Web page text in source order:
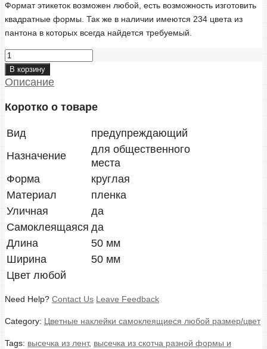
Формат этикеток возможен любой, есть возможность изготовить
квадратные формы. Так же в наличии имеются 234 цвета из
пантона в которых всегда найдется требуемый.
Круглые
самоклеящиеся
наклейки
quantity
В корзину
Описание
Коротко о товаре
Вид
предупреждающий
Назначение
для общественного
места
Форма
круглая
Материал
пленка
Уличная
да
Самоклеящаяся да
Длина
50 мм
Ширина
50 мм
Цвет любой
Need Help? Contact Us Leave Feedback
Category: Цветные наклейки самоклеящиеся любой размер/цвет
Tags: высечка из лент, высечка из скотча разной формы и